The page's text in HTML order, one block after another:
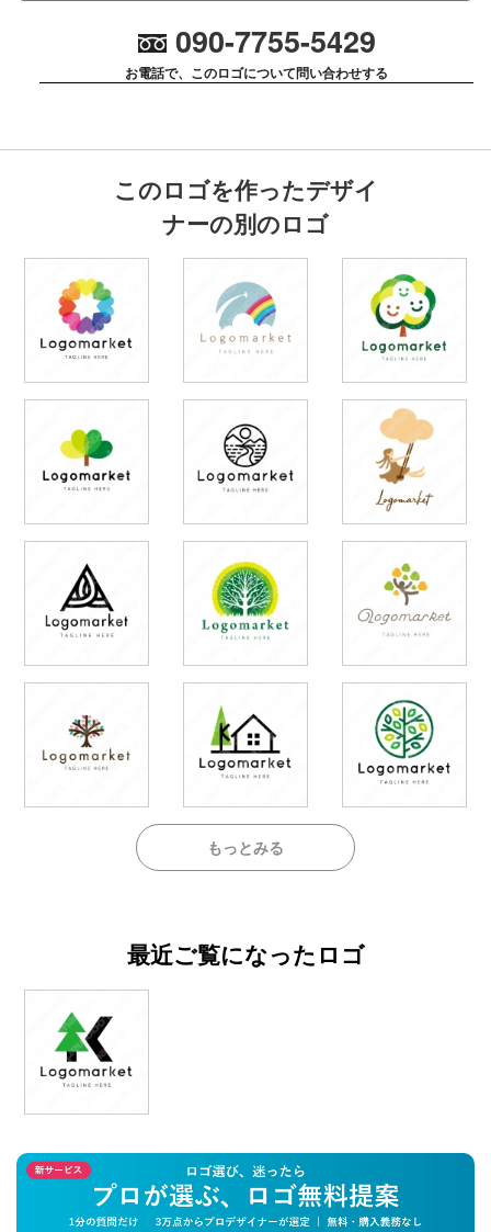
090-7755-5429
お電話で、このロゴについて問い合わせする
このロゴを作ったデザイ
ナーの別のロゴ
もっとみる
最近ご覧になったロゴ